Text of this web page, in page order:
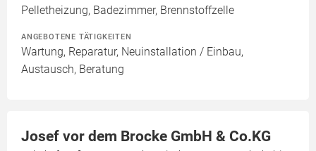
Pelletheizung, Badezimmer, Brennstoffzelle
ANGEBOTENE TÄTIGKEITEN
Wartung, Reparatur, Neuinstallation / Einbau,
Austausch, Beratung
Josef vor dem Brocke GmbH & Co.KG